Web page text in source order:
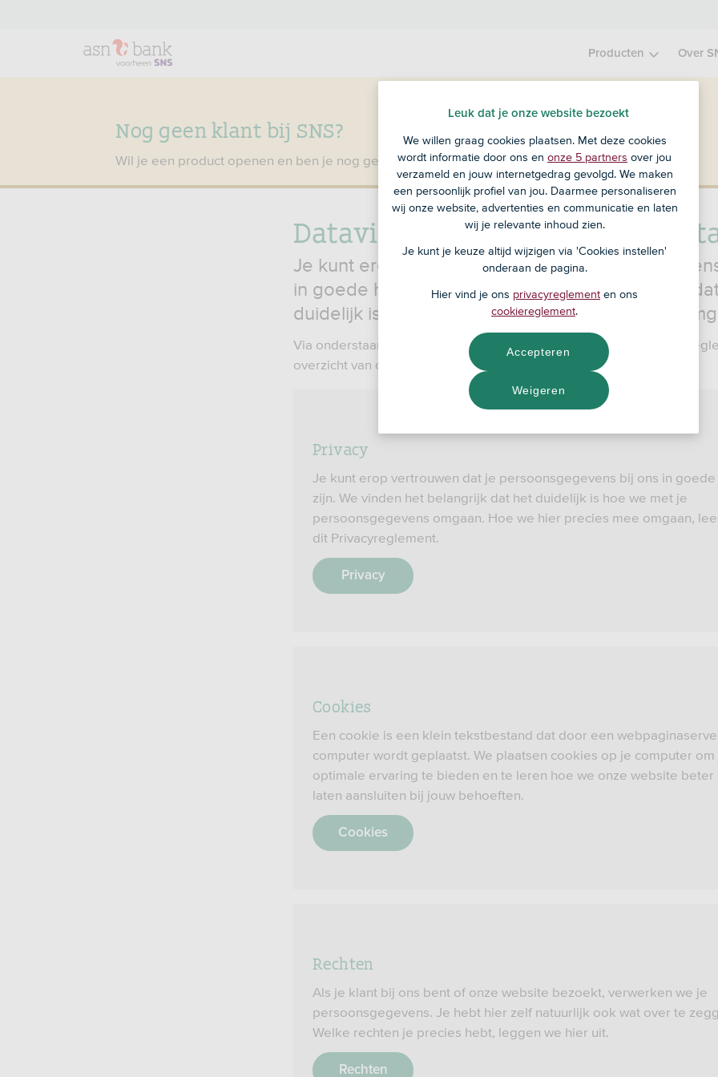
Nog geen klant bij SNS?
Wil je een product openen en ben je nog geen klant bij SNS? Ga dan naar ASN Bank .
Producten Over
Datavisie: zo gaan we met je
Je kunt erop vertrouwen dat je
in goede handen zijn. We vinden het belangrijk
duidelijk is hoe we met je persoonsgegevens
Via onderstaande blokjes vind je meer informatie over het
overzicht van cookies en je privacy rechten.
Privacy
Je kunt erop vertrouwen dat je persoonsgegevens bij ons in goede
zijn. We vinden het belangrijk dat het duidelijk is hoe we met je
persoonsgegevens omgaan. Hoe we hier precies mee omgaan,
dit Privacyreglement.
Privacy
Cookies
Een cookie is een klein tekstbestand dat door een
computer wordt geplaatst. We plaatsen cookies op je computer om
optimale ervaring te bieden en te leren hoe we onze website beter
laten aansluiten bij jouw behoeften.
Cookies
Rechten
Als je klant bij ons bent of onze website bezoekt, verwerken we je
persoonsgegevens. Je hebt hier zelf natuurlijk ook wat over te
Welke rechten je precies hebt, leggen we hier uit.
Rechten
Leuk dat je onze website bezoekt
We willen graag cookies plaatsen. Met deze cookies
wordt informatie door ons en onze 5 partners over jou
verzameld en jouw internetgedrag gevolgd. We maken
een persoonlijk profiel van jou. Daarmee personaliseren
wij onze website, advertenties en communicatie en laten
wij je relevante inhoud zien.
Je kunt je keuze altijd wijzigen via 'Cookies instellen'
onderaan de pagina.
Hier vind je ons privacyreglement en ons
cookiereglement.
Weigeren
Accepteren